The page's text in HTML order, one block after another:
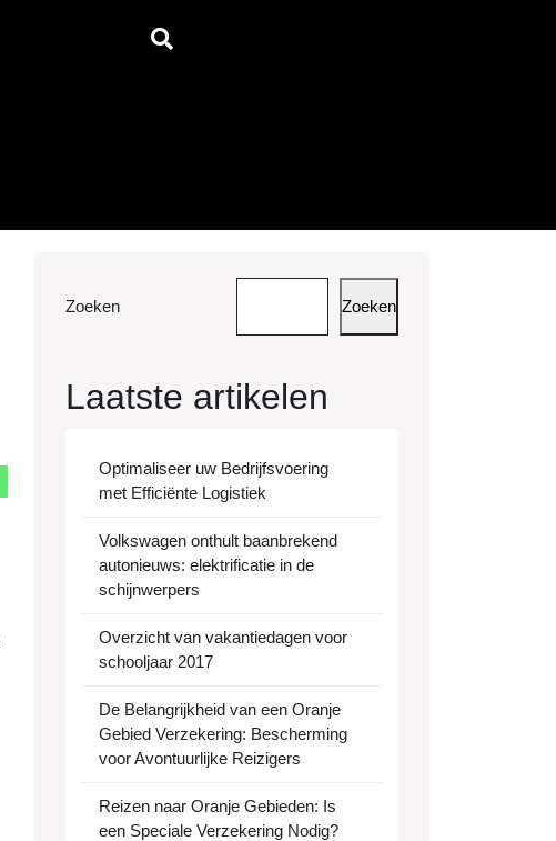
Zoeken Zoeken
Laatste artikelen
Optimaliseer uw Bedrijfsvoering
met Efficiënte Logistiek
Volkswagen onthult baanbrekend
autonieuws: elektrificatie in de
schijnwerpers
Overzicht van vakantiedagen voor
schooljaar 2017
De Belangrijkheid van een Oranje
Gebied Verzekering: Bescherming
voor Avontuurlijke Reizigers
Reizen naar Oranje Gebieden: Is
een Speciale Verzekering Nodig?